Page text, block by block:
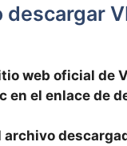
descargar
web oficial de
en el enlace de
archivo